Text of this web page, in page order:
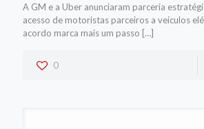
A GM e a Uber anunciaram parceria
acesso de motoristas parceiros a veículos
acordo marca mais um passo […]
0